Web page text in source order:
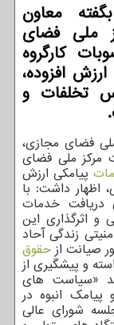
معاون
ملی فضای
کارگروه
افزوده،
تخلفات و
فضای مجازی،
مرکز ملی فضای
پیامکی ارزش
اظهار داشت: با
دریافت خدمات
و اثرگذاری این
زندگی آحاد
صیانت از حقوق
و پیشگیری از
«سیاست های
انبوه در
شورای عالی